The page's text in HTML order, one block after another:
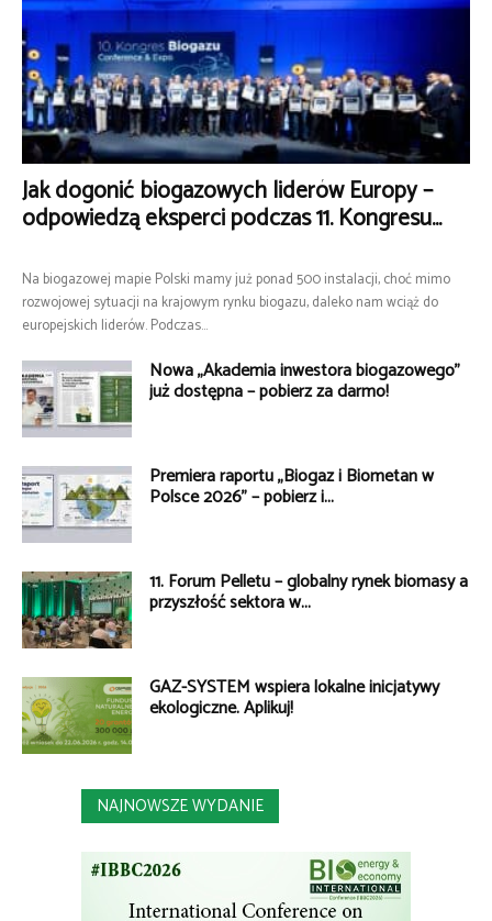
Jak dogonić biogazowych liderów Europy –
odpowiedzą eksperci podczas 11. Kongresu...
Na biogazowej mapie Polski mamy już ponad 500 instalacji, choć mimo
rozwojowej sytuacji na krajowym rynku biogazu, daleko nam wciąż do
europejskich liderów. Podczas...
Nowa „Akademia inwestora biogazowego”
już dostępna – pobierz za darmo!
Premiera raportu „Biogaz i Biometan w
Polsce 2026” – pobierz i...
11. Forum Pelletu – globalny rynek biomasy a
przyszłość sektora w...
GAZ-SYSTEM wspiera lokalne inicjatywy
ekologiczne. Aplikuj!
NAJNOWSZE WYDANIE